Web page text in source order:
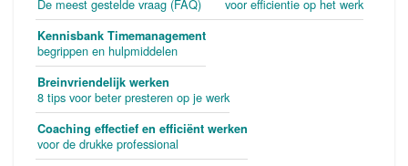
De meest gestelde vraag (FAQ) voor efficientie op het werk
Kennisbank Timemanagement
begrippen en hulpmiddelen
Breinvriendelijk werken
8 tips voor beter presteren op je werk
Coaching effectief en efficiënt werken
voor de drukke professional